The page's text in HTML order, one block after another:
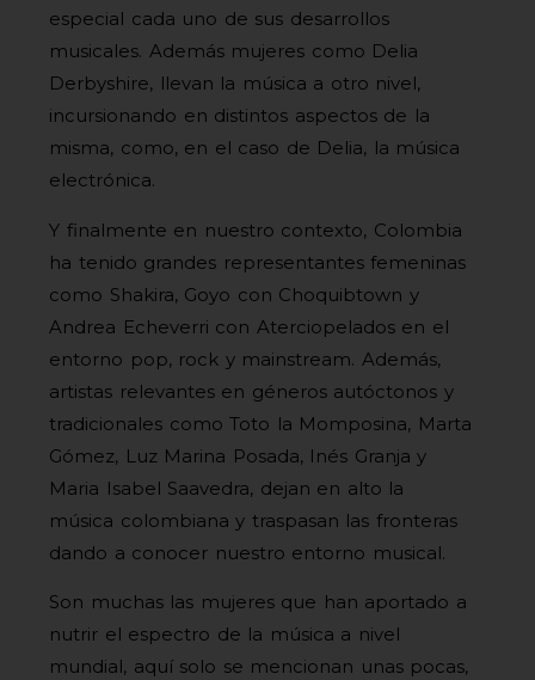
especial cada uno de sus desarrollos
musicales. Además mujeres como Delia
Derbyshire, llevan la música a otro nivel,
incursionando en distintos aspectos de la
misma, como, en el caso de Delia, la música
electrónica.
Y finalmente en nuestro contexto, Colombia
ha tenido grandes representantes femeninas
como Shakira, Goyo con Choquibtown y
Andrea Echeverri con Aterciopelados en el
entorno pop, rock y mainstream. Además,
artistas relevantes en géneros autóctonos y
tradicionales como Toto la Momposina, Marta
Gómez, Luz Marina Posada, Inés Granja y
Maria Isabel Saavedra, dejan en alto la
música colombiana y traspasan las fronteras
dando a conocer nuestro entorno musical.
Son muchas las mujeres que han aportado a
nutrir el espectro de la música a nivel
mundial, aquí solo se mencionan unas pocas,